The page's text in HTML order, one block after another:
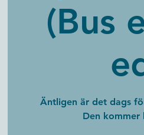
(Bus
Äntligen är det dags
Den kommer